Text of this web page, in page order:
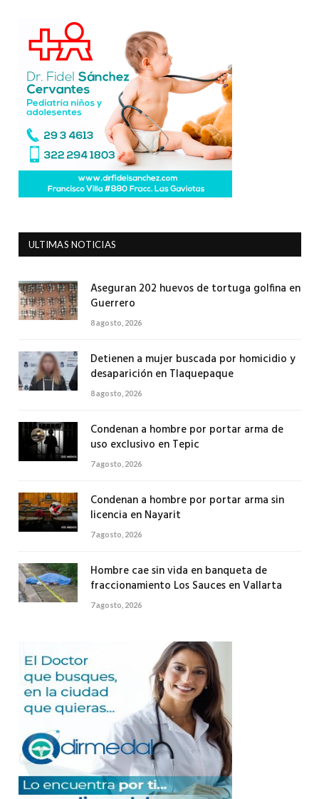
ULTIMAS NOTICIAS
Aseguran 202 huevos de tortuga golfina en
Guerrero
8 agosto, 2026
Detienen a mujer buscada por homicidio y
desaparición en Tlaquepaque
8 agosto, 2026
Condenan a hombre por portar arma de
uso exclusivo en Tepic
7 agosto, 2026
Condenan a hombre por portar arma sin
licencia en Nayarit
7 agosto, 2026
Hombre cae sin vida en banqueta de
fraccionamiento Los Sauces en Vallarta
7 agosto, 2026